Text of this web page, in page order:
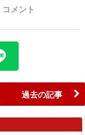
コメント
過去の記事